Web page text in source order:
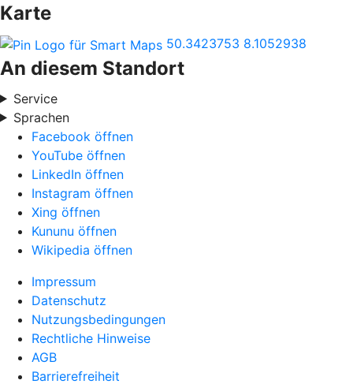
Karte
50.3423753 8.1052938
An diesem Standort
Service
Sprachen
Facebook öffnen
YouTube öffnen
LinkedIn öffnen
Instagram öffnen
Xing öffnen
Kununu öffnen
Wikipedia öffnen
Impressum
Datenschutz
Nutzungsbedingungen
Rechtliche Hinweise
AGB
Barrierefreiheit